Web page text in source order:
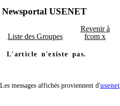
Newsportal USENET
Liste des Groupes
Revenir à
fcom x
L'article n'existe pas.
Les messages affichés proviennent d'usenet